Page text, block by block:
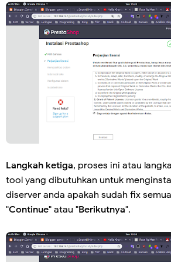
Langkah ketiga, proses ini atau
tool yang dibutuhkan untuk
diserver anda apakah sudah fix
"Continue" atau "Berikutnya".